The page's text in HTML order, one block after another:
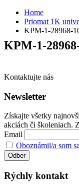
Home
Priomat 1K
KPM-1-28968-
KPM-1-
Kontaktujte nás
Newsletter
Získajte všetky
akciách či školeniach.
Email
Oboznámil/a som
Rýchly kontakt